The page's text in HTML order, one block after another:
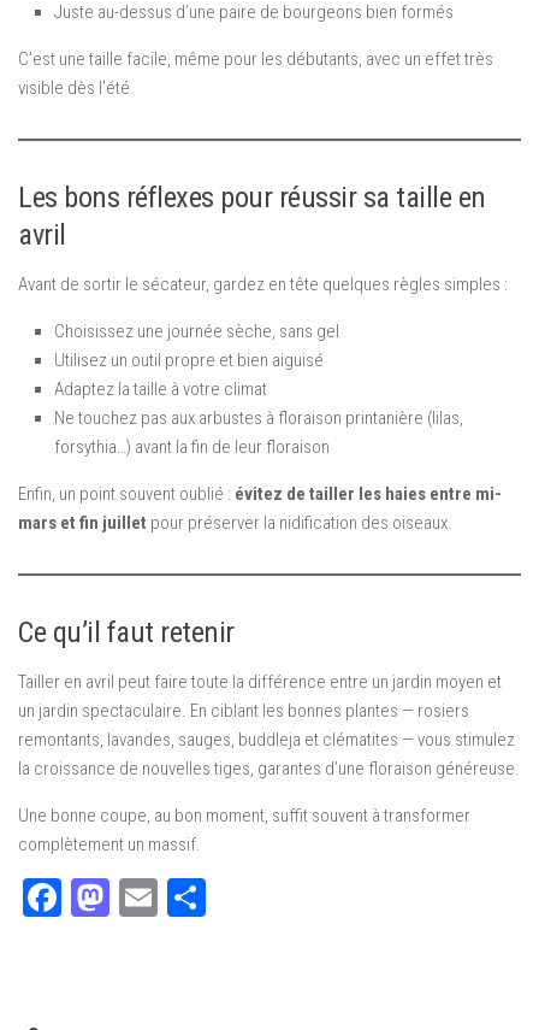
Juste au-dessus d’une paire de bourgeons bien formés
C’est une taille facile, même pour les débutants, avec un effet très
visible dès l’été.
Les bons réflexes pour réussir sa taille en
avril
Avant de sortir le sécateur, gardez en tête quelques règles simples :
Choisissez une journée sèche, sans gel
Utilisez un outil propre et bien aiguisé
Adaptez la taille à votre climat
Ne touchez pas aux arbustes à floraison printanière (lilas,
forsythia…) avant la fin de leur floraison
Enfin, un point souvent oublié : évitez de tailler les haies entre mi-
mars et fin juillet pour préserver la nidification des oiseaux.
Ce qu’il faut retenir
Tailler en avril peut faire toute la différence entre un jardin moyen et
un jardin spectaculaire. En ciblant les bonnes plantes — rosiers
remontants, lavandes, sauges, buddleja et clématites — vous stimulez
la croissance de nouvelles tiges, garantes d’une floraison généreuse.
Une bonne coupe, au bon moment, suffit souvent à transformer
complètement un massif.
Facebook
Mastodon
Email